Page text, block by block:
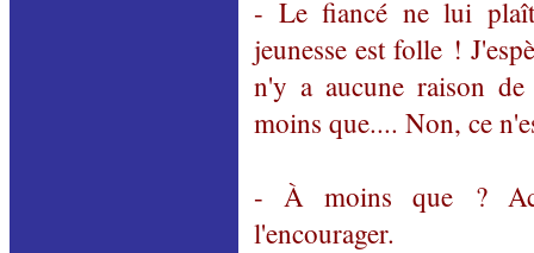
- Le fiancé ne lui
jeunesse est folle !
n'y a aucune raison
moins que.... Non, ce
- À moins que ?
l'encourager.